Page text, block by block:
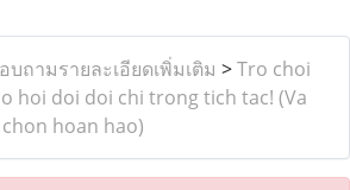
บถามรายละเอียดเพิ่มเติม >Tro choi
hoi doi doi chi trong tich tac! (Va
hoan hao)